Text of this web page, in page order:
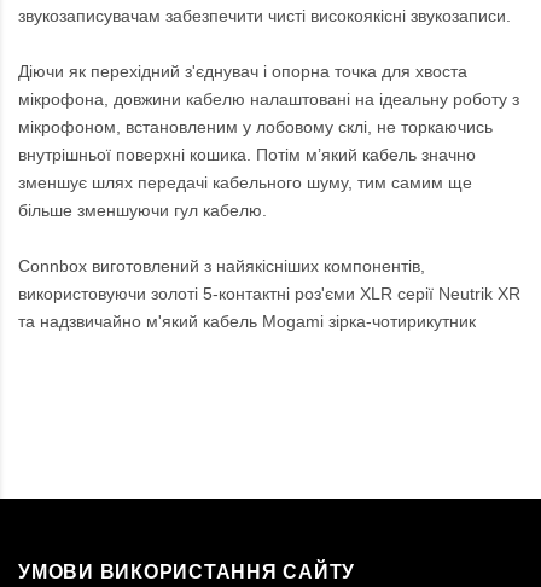
звукозаписувачам забезпечити чисті високоякісні звукозаписи.
Діючи як перехідний з'єднувач і опорна точка для хвоста
мікрофона, довжини кабелю налаштовані на ідеальну роботу з
мікрофоном, встановленим у лобовому склі, не торкаючись
внутрішньої поверхні кошика. Потім м’який кабель значно
зменшує шлях передачі кабельного шуму, тим самим ще
більше зменшуючи гул кабелю.
Connbox виготовлений з найякісніших компонентів,
використовуючи золоті 5-контактні роз'єми XLR серії Neutrik XR
та надзвичайно м'який кабель Mogami зірка-чотирикутник
УМОВИ ВИКОРИСТАННЯ САЙТУ